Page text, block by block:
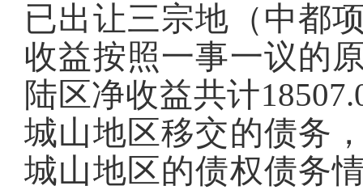
已出让三宗地（中都
收益按照一事一议的
陆区净收益共计
城山地区移交的债务
城山地区的债权债务